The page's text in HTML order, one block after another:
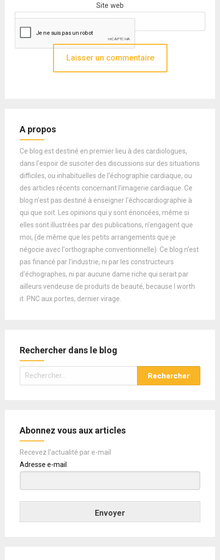
Site web
A propos
Ce blog est destiné en premier lieu à des cardiologues,
dans l'espoir de susciter des discussions sur des situations
difficiles, ou inhabituelles de l'échographie cardiaque, ou
des articles récents concernant l'imagerie cardiaque. Ce
blog n'est pas destiné à enseigner l'échocardiographie à
qui que soit. Les opinions qui y sont énoncées, même si
elles sont illustrées par des publications, n'engagent que
moi, (de même que les petits arrangements que je
négocie avec l'orthographe conventionnelle). Ce blog n'est
pas financé par l'industrie, ni par les constructeurs
d'échographes, ni par aucune dame riche qui serait par
ailleurs vendeuse de produits de beauté, because I worth
it. PNC aux portes, dernier virage.
Rechercher dans le blog
Rechercher :
Abonnez vous aux articles
Recevez l'actualité par e-mail
Adresse e-mail
Envoyer